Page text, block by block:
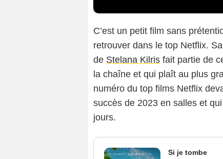
C’est un petit film sans
retrouver dans le top Netflix.
de Stelana Kilris fait partie de
la chaîne et qui plaît au plus
numéro du top films Netflix
succès de 2023 en salles et
jours.
Si je tombe